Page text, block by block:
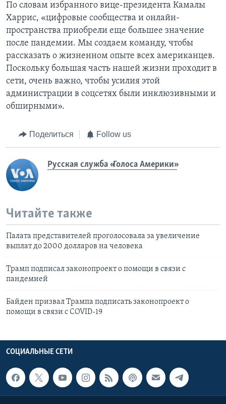
По словам избранного вице-президента Камалы
Харрис, «цифровые сообщества и онлайн-
пространства приобрели еще большее значение
после пандемии. Мы создаем команду, чтобы
рассказать о жизненном опыте всех американцев.
Поскольку большая часть нашей жизни проходит в
сети, очень важно, чтобы усилия этой
администрации в соцсетях были инклюзивными и
обширными».
Поделиться Follow us
Русская служба «Голоса Америки»
Читайте также
Палата представителей проголосовала за увеличение
выплат до 2000 долларов на человека
Трамп подписал законопроект о помощи в связи с
пандемией
Байден призвал Трампа подписать законопроект о
помощи в связи с COVID-19
СОЦИАЛЬНЫЕ СЕТИ